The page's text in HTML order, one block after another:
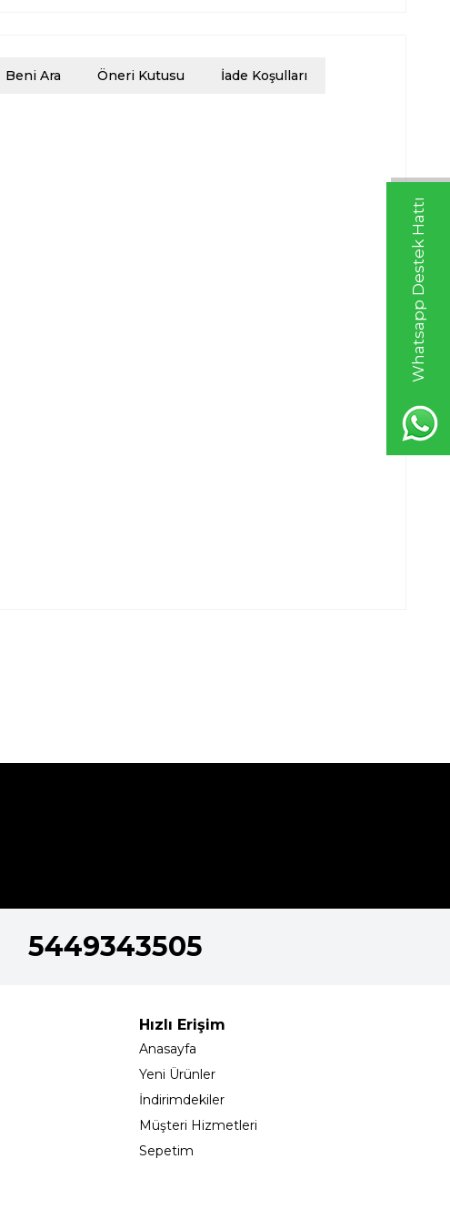
Whatsapp Destek Hattı
Beni Ara Öneri Kutusu İade Koşulları
5449343505
Hızlı Erişim
Anasayfa
Yeni Ürünler
İndirimdekiler
Müşteri Hizmetleri
Sepetim